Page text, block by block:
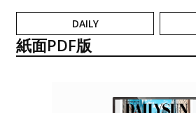
DAILY
紙面PDF版